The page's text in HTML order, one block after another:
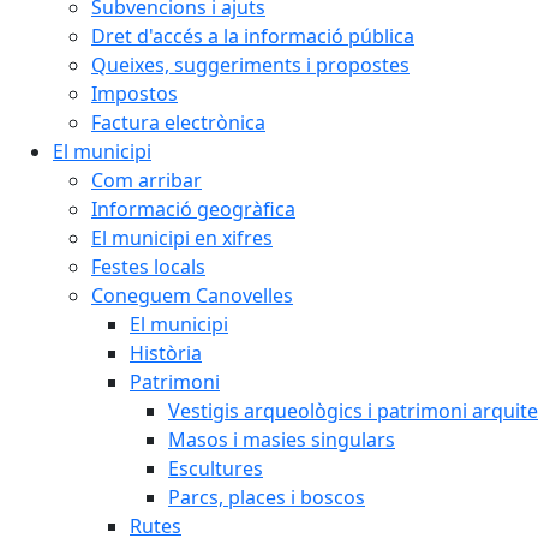
Subvencions i ajuts
Dret d'accés a la informació pública
Queixes, suggeriments i propostes
Impostos
Factura electrònica
El municipi
Com arribar
Informació geogràfica
El municipi en xifres
Festes locals
Coneguem Canovelles
El municipi
Història
Patrimoni
Vestigis arqueològics i patrimoni
Masos i masies singulars
Escultures
Parcs, places i boscos
Rutes